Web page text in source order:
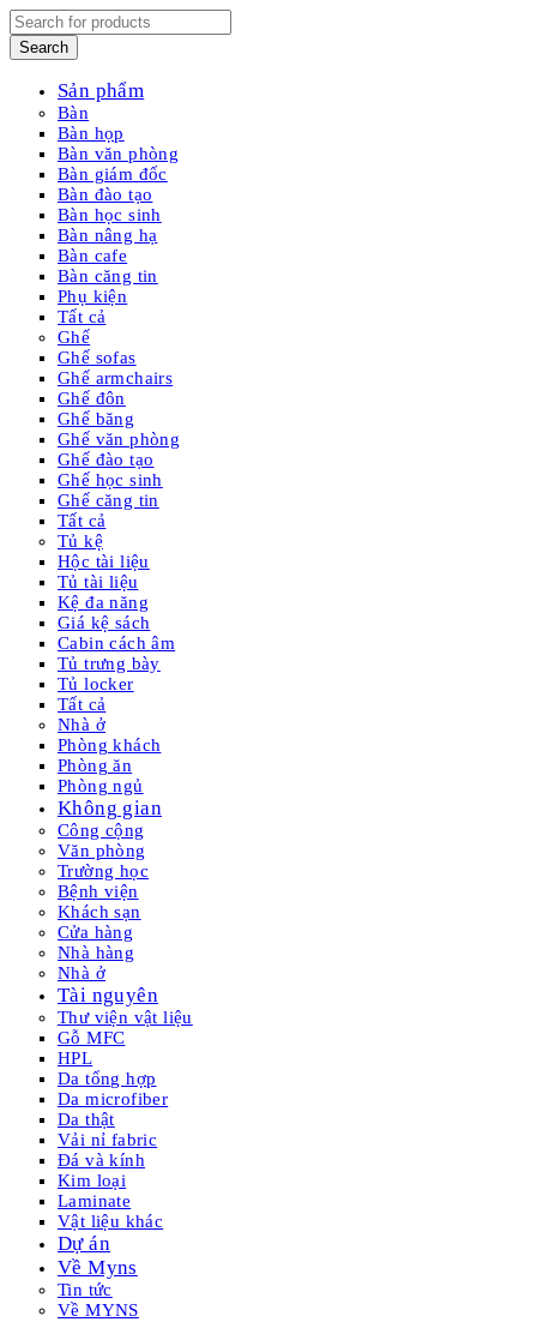
Sản phẩm
Bàn
Bàn họp
Bàn văn phòng
Bàn giám đốc
Bàn đào tạo
Bàn học sinh
Bàn nâng hạ
Bàn cafe
Bàn căng tin
Phụ kiện
Tất cả
Ghế
Ghế sofas
Ghế armchairs
Ghế đôn
Ghế băng
Ghế văn phòng
Ghế đào tạo
Ghế học sinh
Ghế căng tin
Tất cả
Tủ kệ
Hộc tài liệu
Tủ tài liệu
Kệ đa năng
Giá kệ sách
Cabin cách âm
Tủ trưng bày
Tủ locker
Tất cả
Nhà ở
Phòng khách
Phòng ăn
Phòng ngủ
Không gian
Công cộng
Văn phòng
Trường học
Bệnh viện
Khách sạn
Cửa hàng
Nhà hàng
Nhà ở
Tài nguyên
Thư viện vật liệu
Gỗ MFC
HPL
Da tổng hợp
Da microfiber
Da thật
Vải nỉ fabric
Đá và kính
Kim loại
Laminate
Vật liệu khác
Dự án
Về Myns
Tin tức
Về MYNS